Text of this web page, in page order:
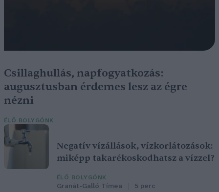
Csillaghullás, napfogyatkozás:
augusztusban érdemes lesz az égre
nézni
ÉLŐ BOLYGÓNK
Negatív vízállások, vízkorlátozások:
miképp takarékoskodhatsz a vízzel?
ÉLŐ BOLYGÓNK
Granát-Galló Tímea 5 perc